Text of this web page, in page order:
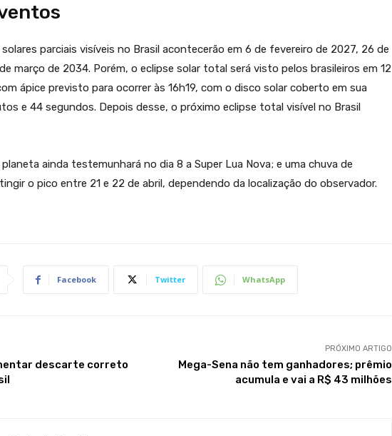
parciais visíveis no Brasil acontecerão em 6 de fevereiro de 2027, 26 de
março de 2034. Porém, o eclipse solar total será visto pelos brasileiros em 12
ápice previsto para ocorrer às 16h19, com o disco solar coberto em sua
e 44 segundos. Depois desse, o próximo eclipse total visível no Brasil
ainda testemunhará no dia 8 a Super Lua Nova; e uma chuva de
o pico entre 21 e 22 de abril, dependendo da localização do observador.
Facebook Twitter WhatsApp
descarte correto
PRÓXIMO ARTIGO
Mega-Sena não tem ganhadores; prêmio
acumula e vai a R$ 43 milhões